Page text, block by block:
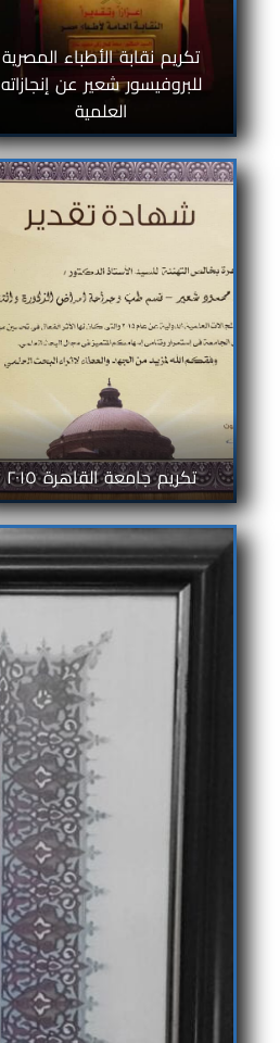
تكريم نقابة الأطباء المصرية
للبروفيسور شعير عن إنجازاته
العلمية
تكريم جامعة القاهرة ٢٠١٥